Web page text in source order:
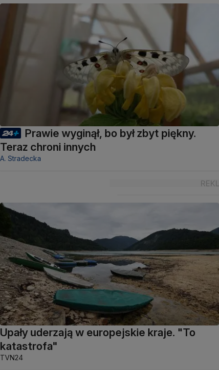
Prawie wyginął, bo był zbyt piękny.
Teraz chroni innych
A. Stradecka
Upały uderzają w europejskie kraje. "To
katastrofa"
TVN24